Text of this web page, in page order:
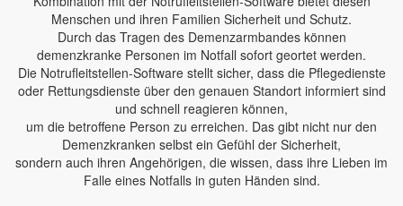
Menschen und ihren Familien Sicherheit und Schutz.
Durch das Tragen des Demenzarmbandes können
demenzkranke Personen im Notfall sofort geortet werden.
Die Notrufleitstellen-Software stellt sicher, dass die Pflegedienste
oder Rettungsdienste über den genauen Standort informiert sind
und schnell reagieren können,
um die betroffene Person zu erreichen. Das gibt nicht nur den
Demenzkranken selbst ein Gefühl der Sicherheit,
sondern auch ihren Angehörigen, die wissen, dass ihre Lieben im
Falle eines Notfalls in guten Händen sind.